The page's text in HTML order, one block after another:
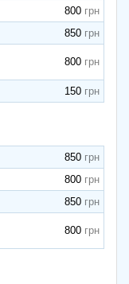
800
850
800
150
850
800
850
800